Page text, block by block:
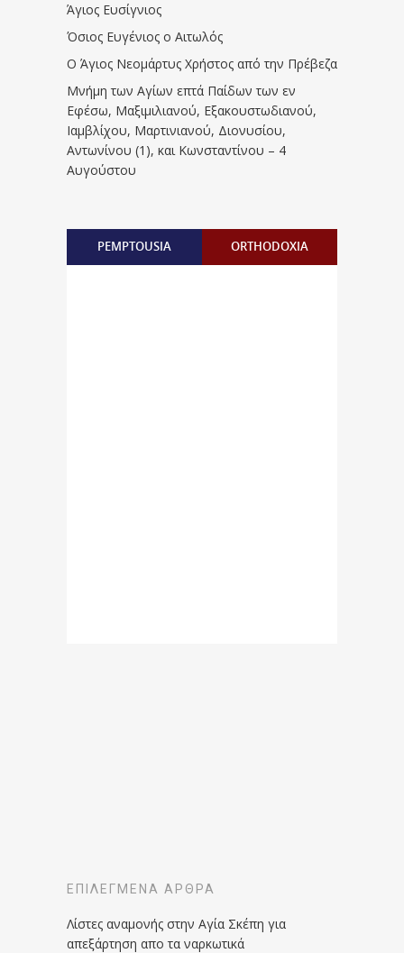
Άγιος Ευσίγνιος
Όσιος Ευγένιος ο Αιτωλός
Ο Άγιος Νεομάρτυς Χρήστος από την Πρέβεζα
Μνήμη των Aγίων επτά Παίδων των εν
Eφέσω, Mαξιμιλιανού, Eξακουστωδιανού,
Iαμβλίχου, Mαρτινιανού, Διονυσίου,
Aντωνίνου (1), και Kωνσταντίνου – 4
Αυγούστου
PEMPTOUSIA ORTHODOXIA
ΕΠΙΛΕΓΜΈΝΑ ΆΡΘΡΑ
Λίστες αναμονής στην Αγία Σκέπη για
απεξάρτηση απο τα ναρκωτικά